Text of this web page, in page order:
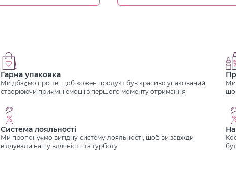
Гарна упаковка
Ми дбаємо про те, щоб кожен продукт був красиво упакований,
створюючи приємні емоції з першого моменту отримання
Ми
Система лояльності
Ми пропонуємо вигідну систему лояльності, щоб ви завжди
відчували нашу вдячність та турботу